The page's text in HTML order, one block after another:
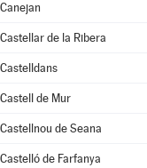
Canejan
Castellar de la Ribera
Castelldans
Castell de Mur
Castellnou de Seana
Castelló de Farfanya